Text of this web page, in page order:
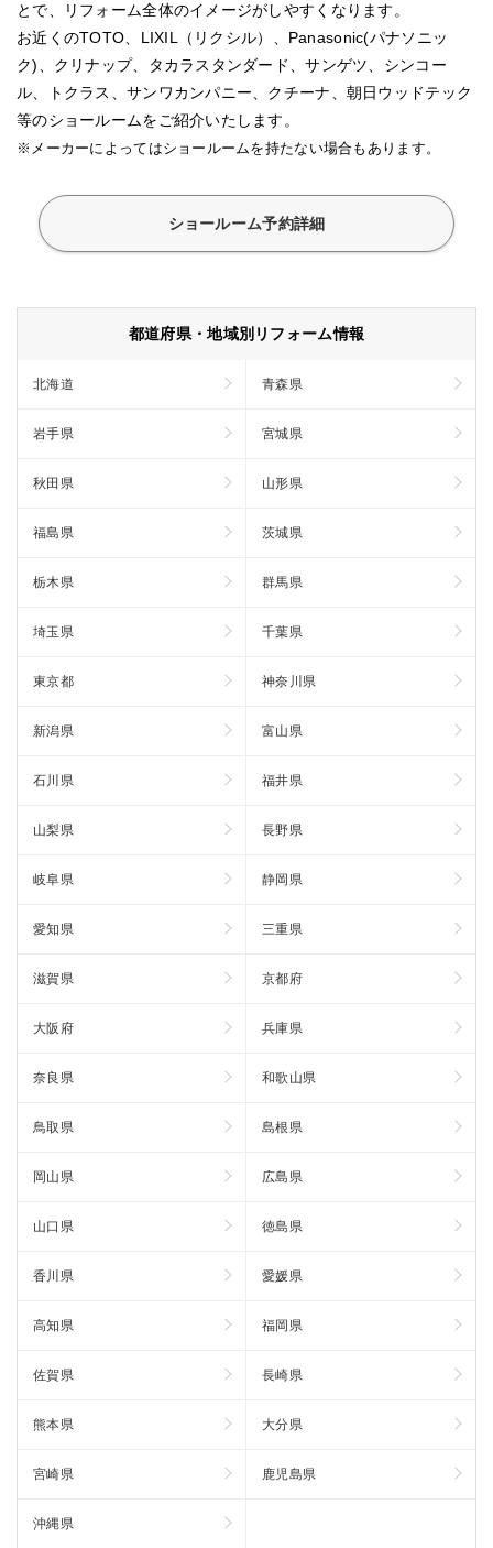
とで、リフォーム全体のイメージがしやすくなります。
お近くのTOTO、LIXIL（リクシル）、Panasonic(パナソニッ
ク)、クリナップ、タカラスタンダード、サンゲツ、シンコー
ル、トクラス、サンワカンパニー、クチーナ、朝日ウッドテック
等のショールームをご紹介いたします。
※メーカーによってはショールームを持たない場合もあります。
ショールーム予約詳細
都道府県・地域別リフォーム情報
北海道 青森県
岩手県 宮城県
秋田県 山形県
福島県 茨城県
栃木県 群馬県
埼玉県 千葉県
東京都 神奈川県
新潟県 富山県
石川県 福井県
山梨県 長野県
岐阜県 静岡県
愛知県 三重県
滋賀県 京都府
大阪府 兵庫県
奈良県 和歌山県
鳥取県 島根県
岡山県 広島県
山口県 徳島県
香川県 愛媛県
高知県 福岡県
佐賀県 長崎県
熊本県 大分県
宮崎県 鹿児島県
沖縄県